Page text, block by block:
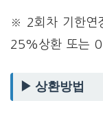
※ 2회차 기한연
25%상환 또는
▶ 상환방법